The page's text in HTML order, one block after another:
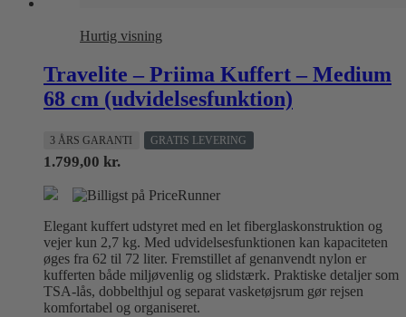
Hurtig visning
Travelite – Priima Kuffert – Medium
68 cm (udvidelsesfunktion)
3 ÅRS GARANTI GRATIS LEVERING
1.799,00 kr.
Elegant kuffert udstyret med en let fiberglaskonstruktion og
vejer kun 2,7 kg. Med udvidelsesfunktionen kan kapaciteten
øges fra 62 til 72 liter. Fremstillet af genanvendt nylon er
kufferten både miljøvenlig og slidstærk. Praktiske detaljer som
TSA-lås, dobbelthjul og separat vasketøjsrum gør rejsen
komfortabel og organiseret.